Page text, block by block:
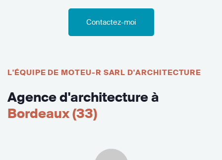
Contactez-moi
L'ÉQUIPE DE MOTEU-R SARL D'ARCHITECTURE
Agence d'architecture à
Bordeaux (33)